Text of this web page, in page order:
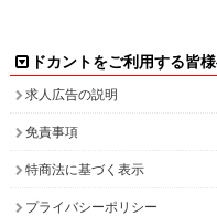
ドカントをご利用する皆
求人広告の説明
免責事項
特商法に基づく表示
プライバシーポリシー